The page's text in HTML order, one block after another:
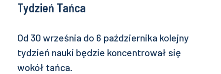
Tydzień Tańca
Od 30 września do 6 października kolejny
tydzień nauki będzie koncentrował się
wokół tańca.